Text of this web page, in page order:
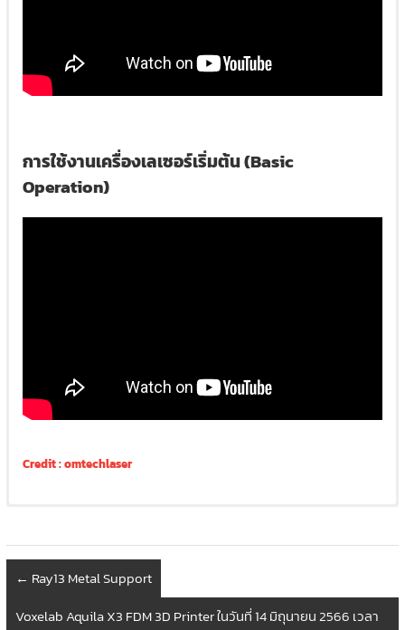
การใช้งานเครื่องเลเซอร์เริ่มต้น (Basic
Operation)
Credit : omtechlaser
← Ray13 Metal Support
Voxelab Aquila X3 FDM 3D Printer ในวันที่ 14 มิถุนายน 2566 เวลา